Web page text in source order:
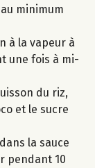
minimum
à la vapeur à
une fois à mi-
du riz,
et le sucre
la sauce
pendant 10